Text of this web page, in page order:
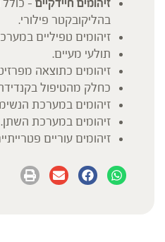
זיהומים חיידקיים –
בהליקובקטר פילורי.
זיהומים טפיליים
תולעי מעיים.
זיהומים כתוצאה
כחלק מהטיפול בקנדידה
זיהומים במערכת
זיהומים במערכת השתן.
זיהומים עוריים